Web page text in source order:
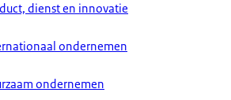
dienst en innovatie
ondernemen
ondernemen